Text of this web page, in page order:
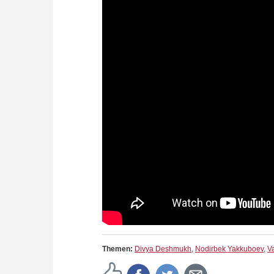
Themen: Divya Deshmukh, Nodirbek Yakkuboev,